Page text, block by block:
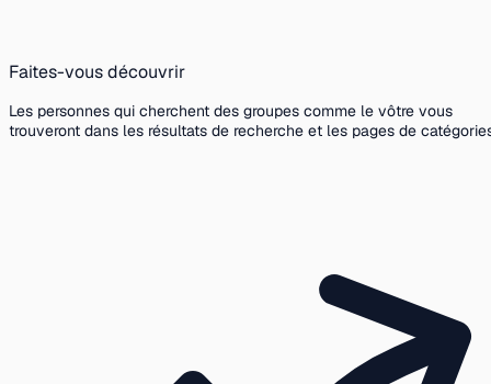
Faites-vous découvrir
Les personnes qui cherchent des groupes comme le vôtre vous
trouveront dans les résultats de recherche et les pages de